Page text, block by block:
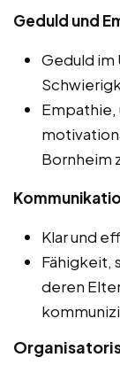
Geduld und
Geduld im
Empathie,
Bornheim
Klar und
Fähigkeit,
deren